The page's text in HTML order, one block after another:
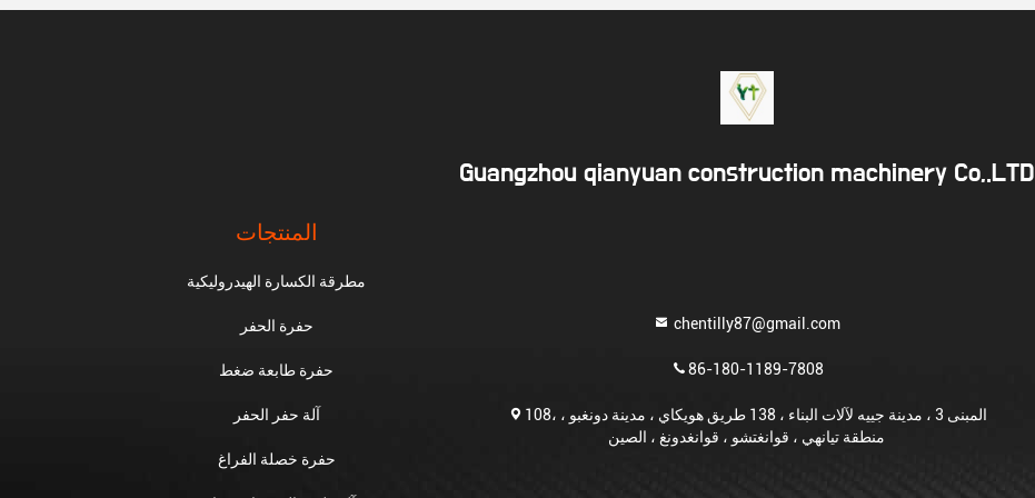
Guangzhou qianyuan construction machinery Co,.LTD
المنتجات
مطرقة الكسارة الهيدروليكية
حفرة الحفر
حفرة طابعة ضغط
آلة حفر الحفر
حفرة خصلة الفراغ
chentilly87@gmail.com
86-180-1189-7808
108، المبنى 3 ، مدينة جييه لآلات البناء ، 138 طريق هويكاي ، مدينة دونغبو ،
منطقة تيانهي ، قوانغتشو ، قوانغدونغ ، الصين